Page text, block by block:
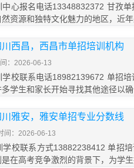
中心报名电话13348832372 甘孜
资源和独特文化魅力的地区，近
西昌，西昌市单招培训机构
：2026-06-13
学校联系电话18982139672 单招
学生和家长开始寻找其他途径以
雅安，雅安单招专业分数线
间：2026-06-13
学校联系方式13882238412 单招
在高考竞争激烈的背景下，为学